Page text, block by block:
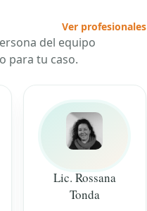
Ver profesionales
del equipo
para tu caso.
Lic. Rossana
Tonda